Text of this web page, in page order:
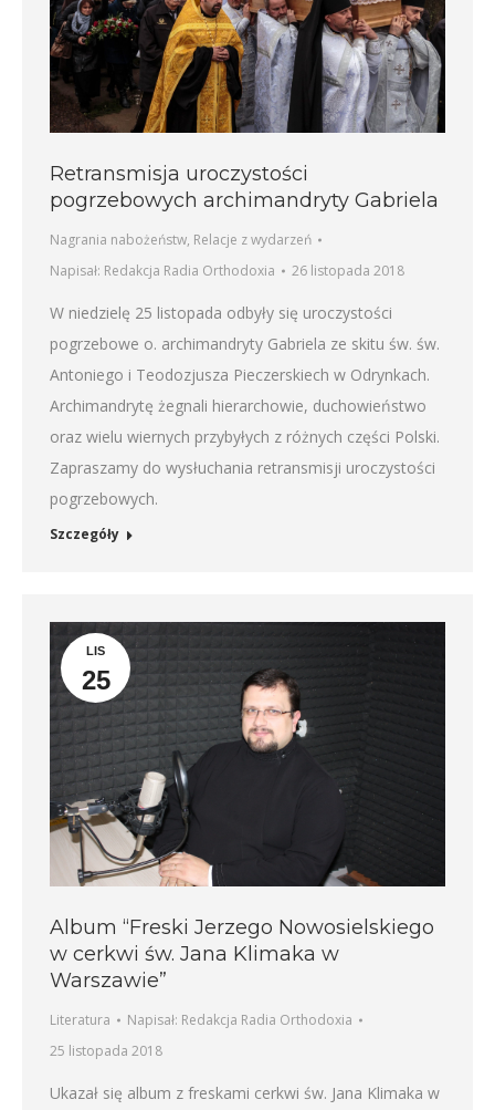
Retransmisja uroczystości
pogrzebowych archimandryty Gabriela
Nagrania nabożeństw, Relacje z wydarzeń
Napisał: Redakcja Radia Orthodoxia 26 listopada 2018
W niedzielę 25 listopada odbyły się uroczystości
pogrzebowe o. archimandryty Gabriela ze skitu św. św.
Antoniego i Teodozjusza Pieczerskiech w Odrynkach.
Archimandrytę żegnali hierarchowie, duchowieństwo
oraz wielu wiernych przybyłych z różnych części Polski.
Zapraszamy do wysłuchania retransmisji uroczystości
pogrzebowych.
Szczegóły
LIS
25
Album “Freski Jerzego Nowosielskiego
w cerkwi św. Jana Klimaka w
Warszawie”
Literatura Napisał: Redakcja Radia Orthodoxia
25 listopada 2018
Ukazał się album z freskami cerkwi św. Jana Klimaka w